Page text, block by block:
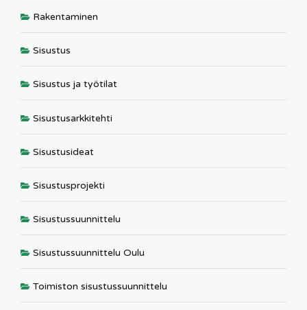
Rakentaminen
Sisustus
Sisustus ja työtilat
Sisustusarkkitehti
Sisustusideat
Sisustusprojekti
Sisustussuunnittelu
Sisustussuunnittelu Oulu
Toimiston sisustussuunnittelu